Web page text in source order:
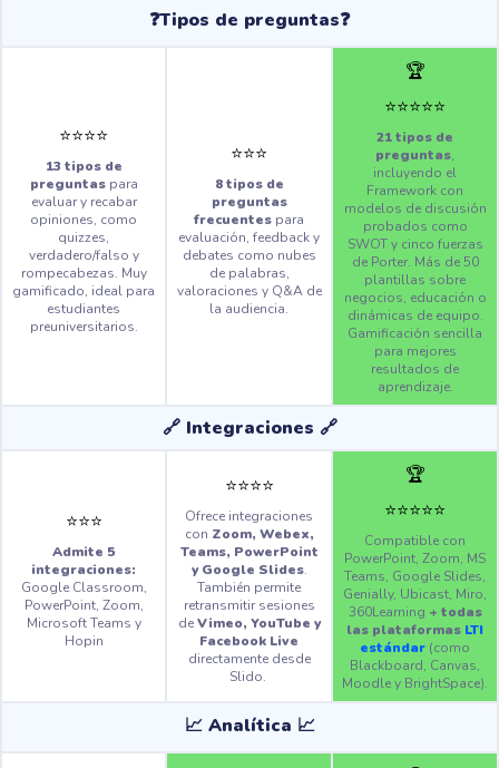
❓Tipos de preguntas❓
⭐️⭐️⭐️⭐️
13 tipos de
preguntaspara
evaluar y recabar
opiniones, como
quizzes,
verdadero/falso y
rompecabezas. Muy
gamificado, ideal para
estudiantes
preuniversitarios.
⭐️⭐️⭐️
8 tipos de
preguntas
frecuentes para
evaluación, feedback y
debates como nubes
de palabras,
valoraciones y Q&A de
la audiencia.
🏆
⭐️⭐️⭐️⭐️⭐️
21 tipos de
preguntas,
incluyendo el
Framework con
modelos de discusión
probados como
SWOT y cinco fuerzas
de Porter. Más de 50
plantillas sobre
negocios, educación o
dinámicas de equipo.
Gamificación sencilla
para mejores
resultados de
aprendizaje.
🔗 Integraciones 🔗
⭐️⭐️⭐️
Admite 5
integraciones:
Google Classroom,
PowerPoint, Zoom,
Microsoft Teams y
Hopin
⭐️⭐️⭐️⭐️
Ofrece integraciones
con Zoom, Webex,
Teams, PowerPoint
y Google Slides.
También permite
retransmitir sesiones
deVimeo, YouTube y
Facebook Live
directamente desde
Slido.
🏆
⭐️⭐️⭐️⭐️⭐️
Compatible con
PowerPoint, Zoom, MS
Teams, Google Slides,
Genially, Ubicast, Miro,
360Learning + todas
las plataformas LTI
estándar (como
Blackboard, Canvas,
Moodle y BrightSpace).
📈 Analítica 📈